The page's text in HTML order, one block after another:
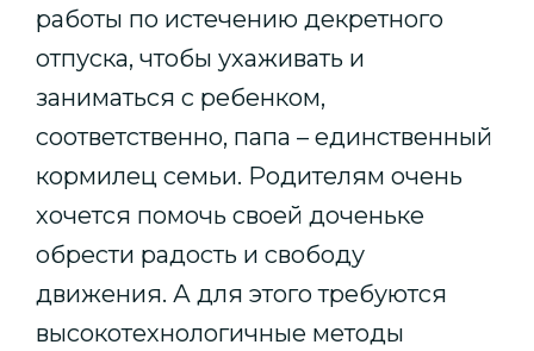
работы по истечению декретного
отпуска, чтобы ухаживать и
заниматься с ребенком,
соответственно, папа – единственный
кормилец семьи. Родителям очень
хочется помочь своей доченьке
обрести радость и свободу
движения. А для этого требуются
высокотехнологичные методы